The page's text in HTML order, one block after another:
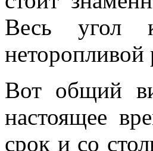
Весь угол
неторопливой
Вот общий
настоящее
срок и со